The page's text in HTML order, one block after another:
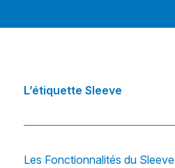
L’étiquette Sleeve
Les Fonctionnalités du Sleeve